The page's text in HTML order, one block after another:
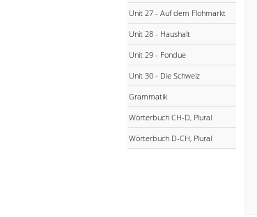
Unit 27 - Auf dem Flohmarkt
Unit 28 - Haushalt
Unit 29 - Fondue
Unit 30 - Die Schweiz
Grammatik
Wörterbuch CH-D, Plural
Wörterbuch D-CH, Plural